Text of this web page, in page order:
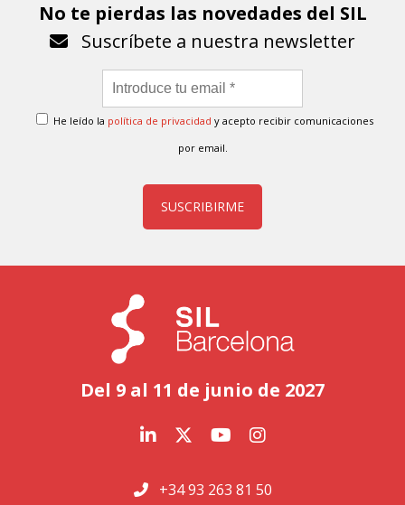
No te pierdas las novedades del SIL
Suscríbete a nuestra newsletter
He leído la política de privacidad y acepto recibir comunicaciones
por email.
SUSCRIBIRME
Del 9 al 11 de junio de 2027
+34 93 263 81 50